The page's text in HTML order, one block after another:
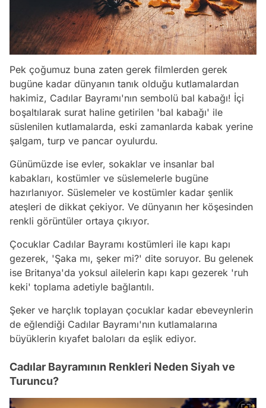
Pek çoğumuz buna zaten gerek filmlerden gerek
bugüne kadar dünyanın tanık olduğu kutlamalardan
hakimiz, Cadılar Bayramı'nın sembolü bal kabağı! İçi
boşaltılarak surat haline getirilen 'bal kabağı' ile
süslenilen kutlamalarda, eski zamanlarda kabak yerine
şalgam, turp ve pancar oyulurdu.
Günümüzde ise evler, sokaklar ve insanlar bal
kabakları, kostümler ve süslemelerle bugüne
hazırlanıyor. Süslemeler ve kostümler kadar şenlik
ateşleri de dikkat çekiyor. Ve dünyanın her köşesinden
renkli görüntüler ortaya çıkıyor.
Çocuklar Cadılar Bayramı kostümleri ile kapı kapı
gezerek, 'Şaka mı, şeker mi?' dite soruyor. Bu gelenek
ise Britanya'da yoksul ailelerin kapı kapı gezerek 'ruh
keki' toplama adetiyle bağlantılı.
Şeker ve harçlık toplayan çocuklar kadar ebeveynlerin
de eğlendiği Cadılar Bayramı'nın kutlamalarına
büyüklerin kıyafet baloları da eşlik ediyor.
Cadılar Bayramının Renkleri Neden Siyah ve
Turuncu?